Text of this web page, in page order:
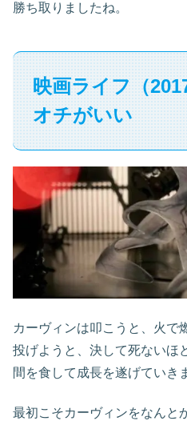
勝ち取りましたね。
映画ライフ（
オチがいい
カーヴィンは叩こうと、火で
投げようと、決して死ないほ
間を食して成長を遂げていき
最初こそカーヴィンをなんと